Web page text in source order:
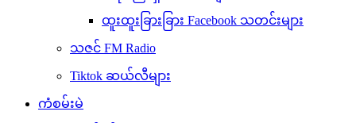
ထူးထူးခြားခြား Facebook သတင်းများ
သဇင် FM Radio
Tiktok ဆယ်လီများ
ကံစမ်းမဲ